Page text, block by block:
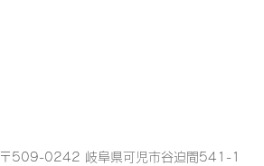
〒509-0242 岐阜県可児市谷迫間541-1